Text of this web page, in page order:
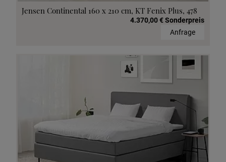
Jensen Continental 160 x 210 cm, KT Fenix Plus, 478
4.370,00 € Sonderpreis
Anfrage